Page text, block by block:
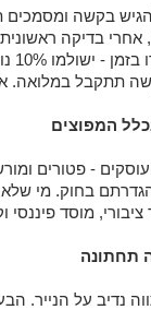
תתקבל במלואה.
המפוצים
בחוק. מי
ציבורי, מוסד פיננסי
תחתונה
נדיב על הנייר.